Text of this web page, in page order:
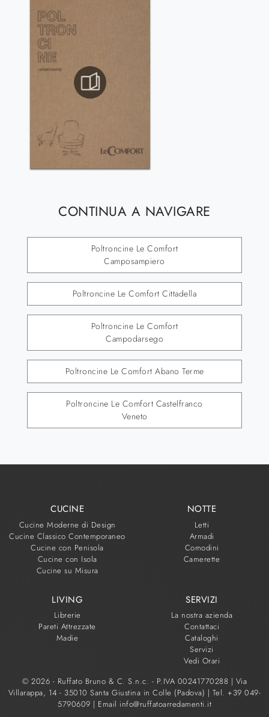
CONTINUA A NAVIGARE
Poltroncine Le Comfort
Camposampiero
Poltroncine Le Comfort Cittadella
Poltroncine Le Comfort
Campodarsego
Poltroncine Le Comfort Abano Terme
Poltroncine Le Comfort Castelfranco
Veneto
CUCINE
Cucine Moderne di Design
Cucine Classico Contemporaneo
Cucine con Penisola
Cucine con Isola
Cucine su Misura
NOTTE
Letti
Armadi
Comodini
Camerette
LIVING
Librerie
Pareti Attrezzate
Madie
SERVIZI
La nostra azienda
Contattaci
Cataloghi
Servizi
Vedi Orari
© 2026 - Ruffato Bruno & C. S.n.c. - P.IVA 00241770288 | Via
Villarappa, 14 - 35010 Santa Giustina in Colle (Padova) | Tel. +39 049-
5790609 | Email info@ruffatoarredamenti.it